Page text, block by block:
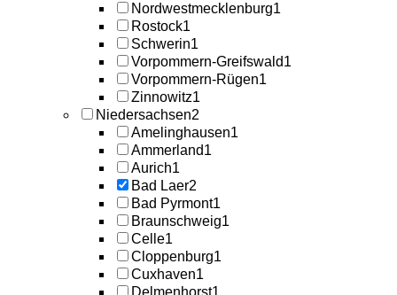
Nordwestmecklenburg1
Rostock1
Schwerin1
Vorpommern-Greifswald1
Vorpommern-Rügen1
Zinnowitz1
Niedersachsen2
Amelinghausen1
Ammerland1
Aurich1
Bad Laer2
Bad Pyrmont1
Braunschweig1
Celle1
Cloppenburg1
Cuxhaven1
Delmenhorst1